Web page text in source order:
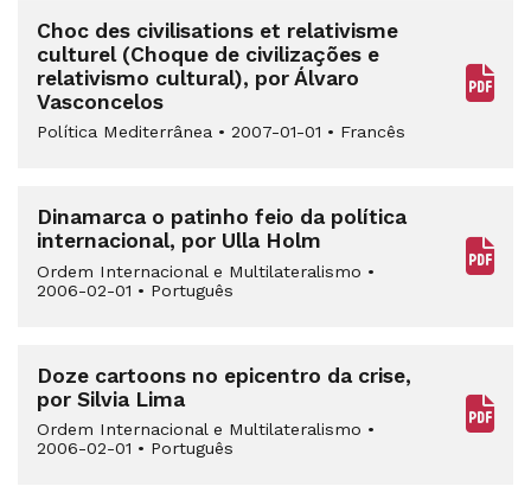
Choc des civilisations et relativisme
culturel (Choque de civilizações e
relativismo cultural), por Álvaro
Vasconcelos
Política Mediterrânea • 2007-01-01 • Francês
Dinamarca o patinho feio da política
internacional, por Ulla Holm
Ordem Internacional e Multilateralismo •
2006-02-01 • Português
Doze cartoons no epicentro da crise,
por Silvia Lima
Ordem Internacional e Multilateralismo •
2006-02-01 • Português